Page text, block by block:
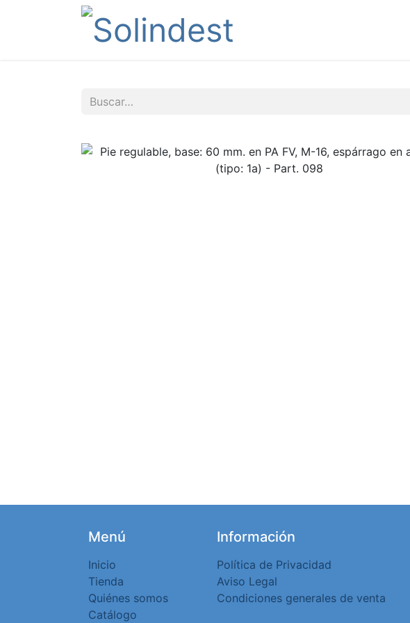
Menú
Inicio
Tienda
Quiénes somos
Catálogo
Información
Política de Privacidad
Aviso Legal
Condiciones generales de venta